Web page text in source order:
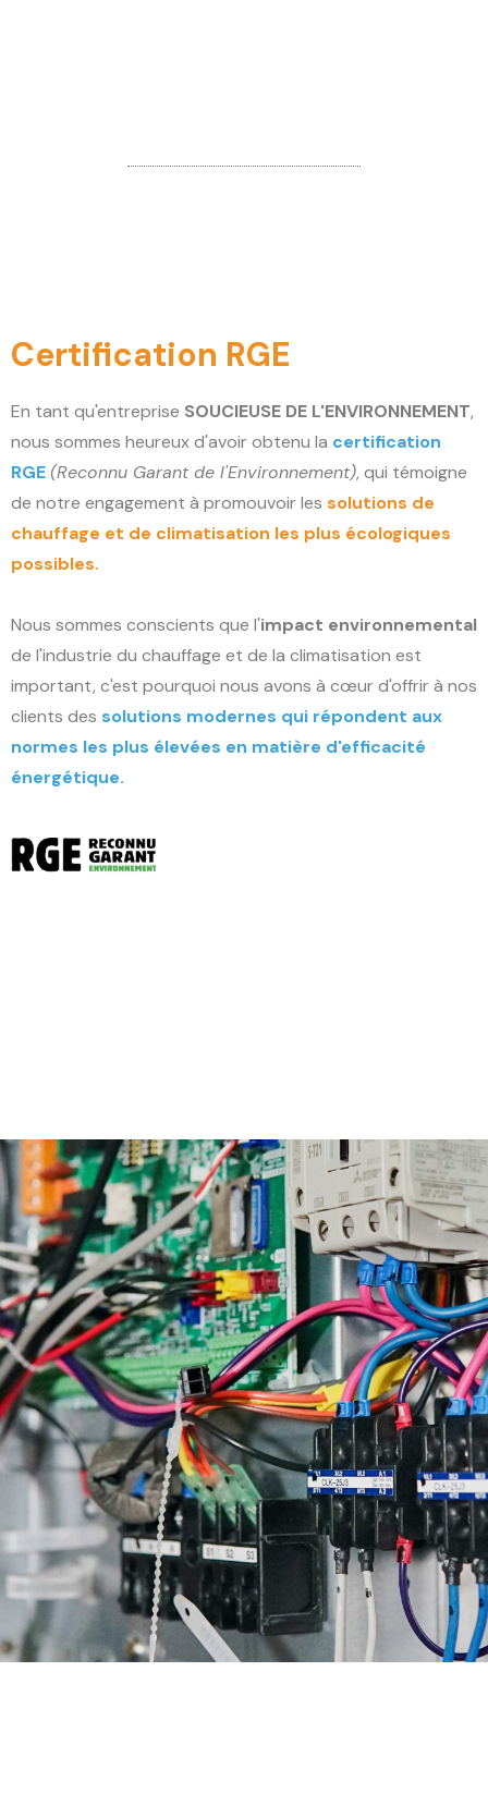
Certification RGE
En tant qu'entreprise SOUCIEUSE DE L'ENVIRONNEMENT,
nous sommes heureux d'avoir obtenu la certification
RGE (Reconnu Garant de l'Environnement), qui témoigne
de notre engagement à promouvoir les solutions de
chauffage et de climatisation les plus écologiques
possibles.
Nous sommes conscients que l'impact environnemental
de l'industrie du chauffage et de la climatisation est
important, c'est pourquoi nous avons à cœur d'offrir à nos
clients des solutions modernes qui répondent aux
normes les plus élevées en matière d'efficacité
énergétique.